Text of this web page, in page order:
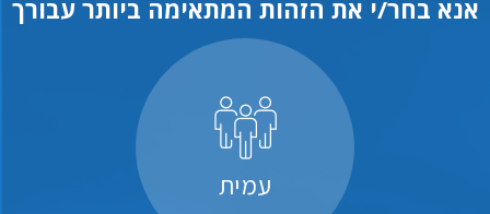
אנא בחר/י את הזהות המתאימה ביותר עבורך
עמית